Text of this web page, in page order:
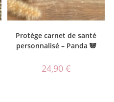
Protège carnet de santé
personnalisé – Panda 🐼
24,90 €